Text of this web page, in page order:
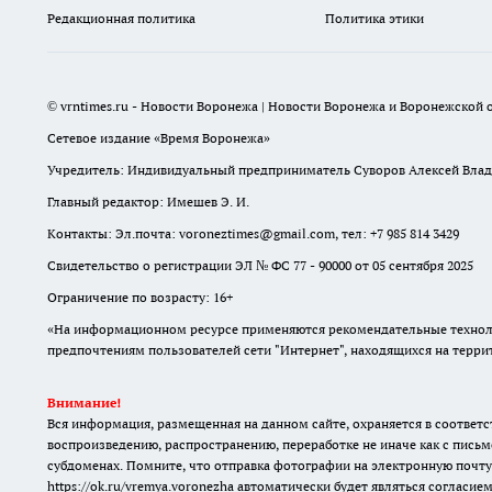
Редакционная политика Политика этики
© vrntimes.ru - Новости Воронежа | Новости Воронежа и Воронежской
Сетевое издание «Время Воронежа»
Учредитель: Индивидуальный предприниматель Суворов Алексей
Главный редактор: Имешев Э. И.
Контакты: Эл.почта: voroneztimes@gmail.com, тел: +7 985 814 3429
Свидетельство о регистрации ЭЛ № ФС 77 - 90000 от 05 сентября 2025
Ограничение по возрасту: 16+
«На информационном ресурсе применяются рекомендательные
предпочтениям пользователей сети "Интернет", находящихся на
Внимание!
Вся информация, размещенная на данном сайте, охраняется в
воспроизведению, распространению, переработке не иначе как с
субдоменах. Помните, что отправка фотографии на электронную
https://ok.ru/vremya.voronezha автоматически будет являться